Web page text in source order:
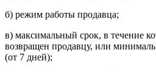
б) режим работы продавца;
в) максимальный срок, в течение
возвращен продавцу, или
(от 7 дней);